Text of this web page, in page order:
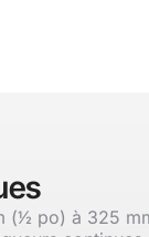
(1⁄2 po) à 325